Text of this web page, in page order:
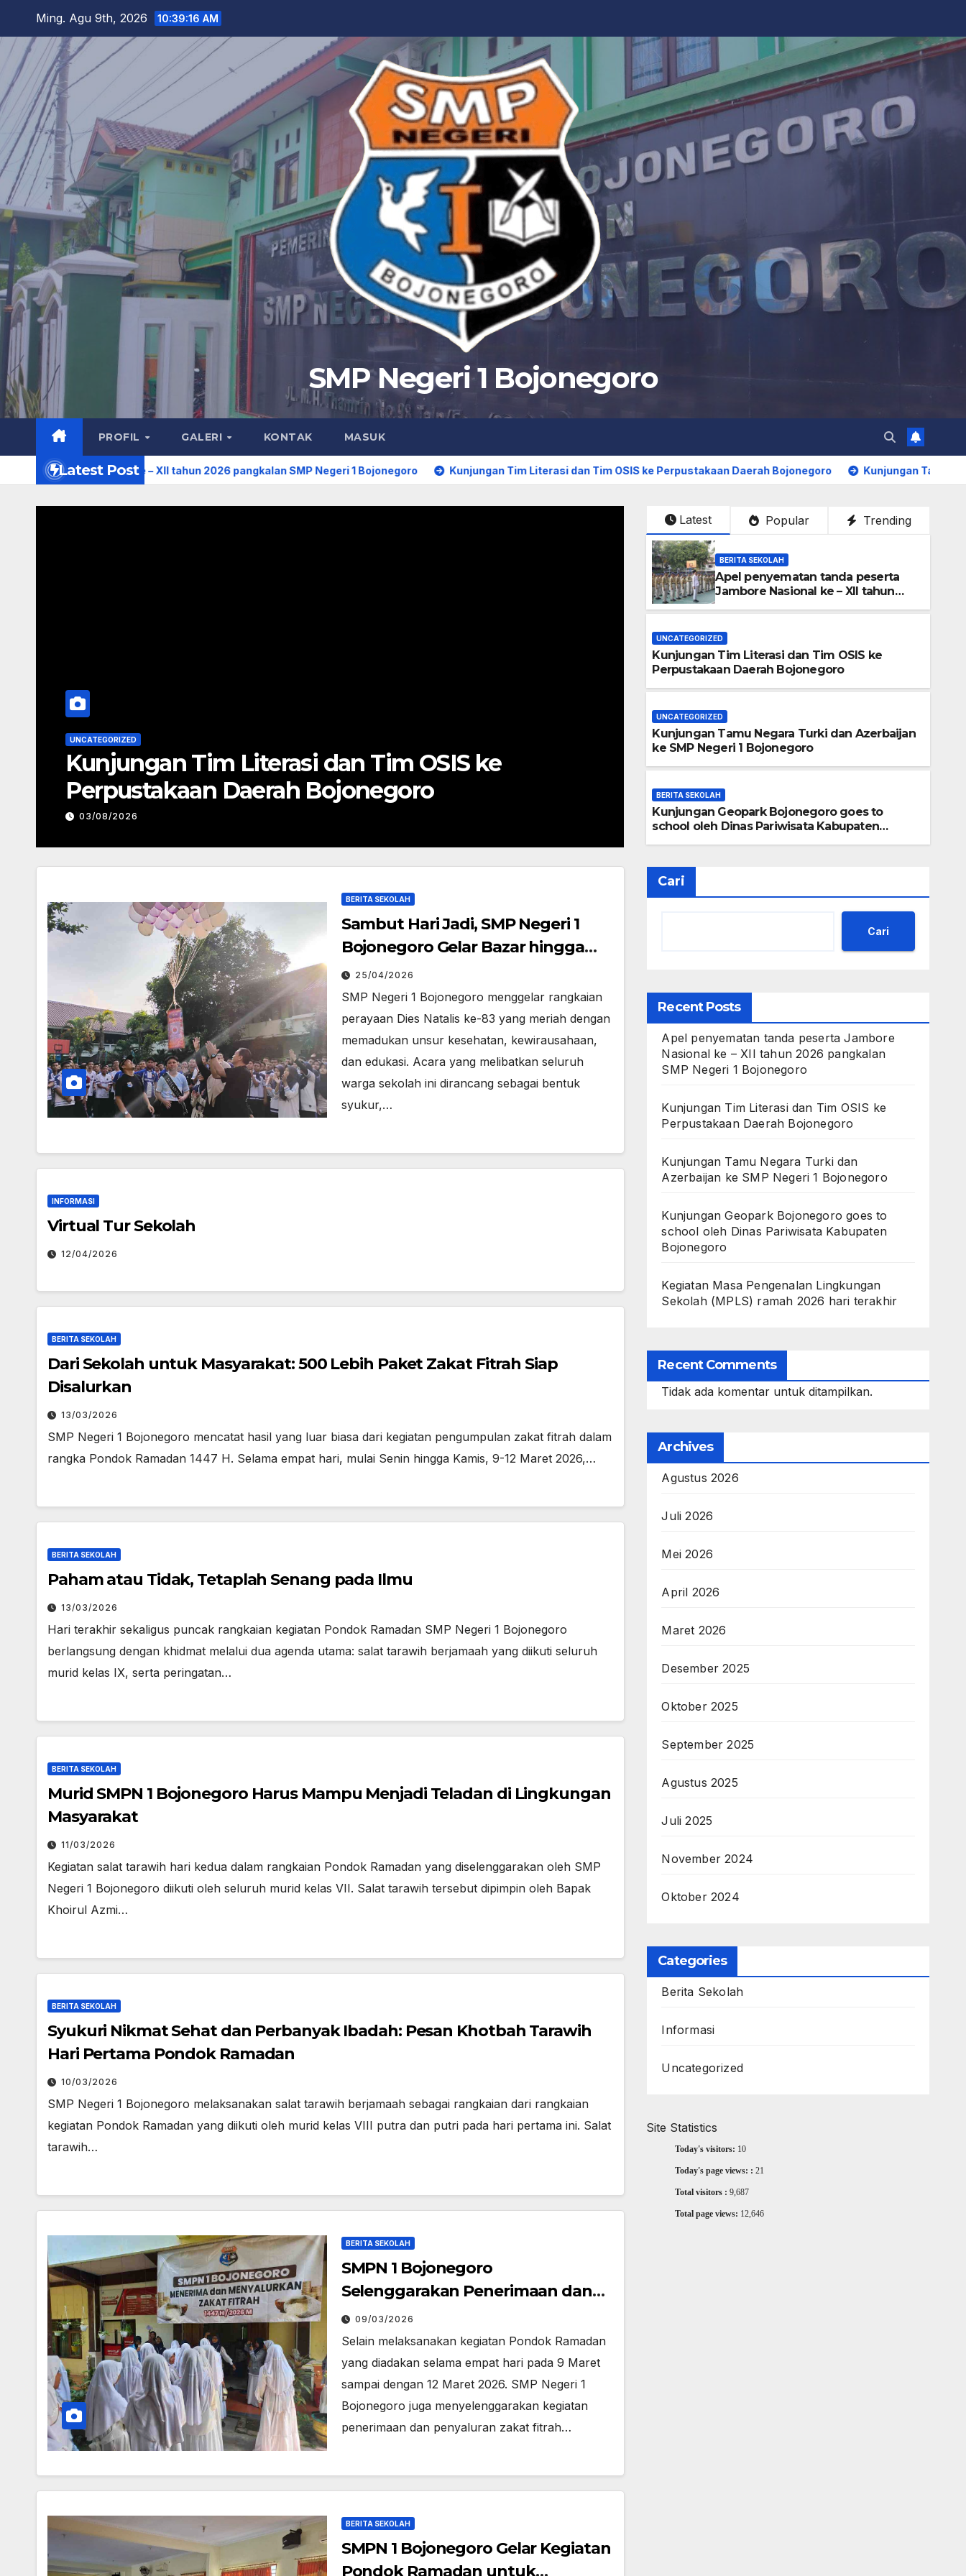
content
Ming. Agu 9th, 2026 10:39:17 AM
SMP Negeri 1 Bojonegoro
PROFIL GALERI KONTAK MASUK
Latest Post
ke – XII tahun 2026 pangkalan SMP Negeri 1 Bojonegoro Kunjungan Tim Literasi dan Tim OSIS ke Perpustakaan Daerah Bojonegoro Kunjungan Tamu Negara Turki
UNCATEGORIZED
Kunjungan Tamu Negara Turki dan Azerbaijan
ke SMP Negeri 1 Bojonegoro
22/07/2026
BERITA SEKOLAH
Kunjungan Geopark
oleh Dinas Pariwisata
17/07/2026
Latest Popular Trending
BERITA SEKOLAH
Apel penyematan tanda peserta
Jambore Nasional ke – XII tahun
UNCATEGORIZED
Kunjungan Tim Literasi dan Tim OSIS ke
Perpustakaan Daerah Bojonegoro
UNCATEGORIZED
Kunjungan Tamu Negara Turki dan Azerbaijan
ke SMP Negeri 1 Bojonegoro
BERITA SEKOLAH
Kunjungan Geopark Bojonegoro goes to
school oleh Dinas Pariwisata Kabupaten
BERITA SEKOLAH
Sambut Hari Jadi, SMP Negeri 1
Bojonegoro Gelar Bazar hingga
Tur Sekolah bagi Calon Murid
25/04/2026
SMP Negeri 1 Bojonegoro menggelar rangkaian
perayaan Dies Natalis ke-83 yang meriah dengan
memadukan unsur kesehatan, kewirausahaan,
dan edukasi. Acara yang melibatkan seluruh
warga sekolah ini dirancang sebagai bentuk
syukur,…
INFORMASI
Virtual Tur Sekolah
12/04/2026
BERITA SEKOLAH
Dari Sekolah untuk Masyarakat: 500 Lebih Paket Zakat Fitrah Siap
Disalurkan
13/03/2026
SMP Negeri 1 Bojonegoro mencatat hasil yang luar biasa dari kegiatan pengumpulan zakat fitrah dalam
rangka Pondok Ramadan 1447 H. Selama empat hari, mulai Senin hingga Kamis, 9-12 Maret 2026,…
BERITA SEKOLAH
Paham atau Tidak, Tetaplah Senang pada Ilmu
13/03/2026
Hari terakhir sekaligus puncak rangkaian kegiatan Pondok Ramadan SMP Negeri 1 Bojonegoro
berlangsung dengan khidmat melalui dua agenda utama: salat tarawih berjamaah yang diikuti seluruh
murid kelas IX, serta peringatan…
BERITA SEKOLAH
Murid SMPN 1 Bojonegoro Harus Mampu Menjadi Teladan di Lingkungan
Masyarakat
11/03/2026
Kegiatan salat tarawih hari kedua dalam rangkaian Pondok Ramadan yang diselenggarakan oleh SMP
Negeri 1 Bojonegoro diikuti oleh seluruh murid kelas VII. Salat tarawih tersebut dipimpin oleh Bapak
Khoirul Azmi…
BERITA SEKOLAH
Syukuri Nikmat Sehat dan Perbanyak Ibadah: Pesan Khotbah Tarawih
Hari Pertama Pondok Ramadan
10/03/2026
SMP Negeri 1 Bojonegoro melaksanakan salat tarawih berjamaah sebagai rangkaian dari rangkaian
kegiatan Pondok Ramadan yang diikuti oleh murid kelas VIII putra dan putri pada hari pertama ini. Salat
tarawih…
BERITA SEKOLAH
SMPN 1 Bojonegoro
Selenggarakan Penerimaan dan
Penyaluran Zakat Fitrah
09/03/2026
Selain melaksanakan kegiatan Pondok Ramadan
yang diadakan selama empat hari pada 9 Maret
sampai dengan 12 Maret 2026. SMP Negeri 1
Bojonegoro juga menyelenggarakan kegiatan
penerimaan dan penyaluran zakat fitrah…
BERITA SEKOLAH
SMPN 1 Bojonegoro Gelar Kegiatan
Pondok Ramadan untuk
Cari
Cari
Recent Posts
Apel penyematan tanda peserta Jambore
Nasional ke – XII tahun 2026 pangkalan
SMP Negeri 1 Bojonegoro
Kunjungan Tim Literasi dan Tim OSIS ke
Perpustakaan Daerah Bojonegoro
Kunjungan Tamu Negara Turki dan
Azerbaijan ke SMP Negeri 1 Bojonegoro
Kunjungan Geopark Bojonegoro goes to
school oleh Dinas Pariwisata Kabupaten
Bojonegoro
Kegiatan Masa Pengenalan Lingkungan
Sekolah (MPLS) ramah 2026 hari terakhir
Recent Comments
Tidak ada komentar untuk ditampilkan.
Archives
Agustus 2026
Juli 2026
Mei 2026
April 2026
Maret 2026
Desember 2025
Oktober 2025
September 2025
Agustus 2025
Juli 2025
November 2024
Oktober 2024
Categories
Berita Sekolah
Informasi
Uncategorized
Site Statistics
Today's visitors: 10
Today's page views: :21
Total visitors :9,687
Total page views: 12,646